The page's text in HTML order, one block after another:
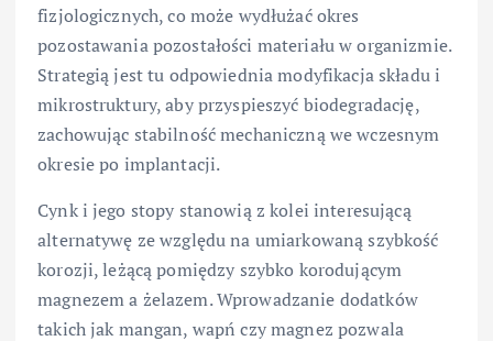
fizjologicznych, co może wydłużać okres
pozostawania pozostałości materiału w organizmie.
Strategią jest tu odpowiednia modyfikacja składu i
mikrostruktury, aby przyspieszyć biodegradację,
zachowując stabilność mechaniczną we wczesnym
okresie po implantacji.
Cynk i jego stopy stanowią z kolei interesującą
alternatywę ze względu na umiarkowaną szybkość
korozji, leżącą pomiędzy szybko korodującym
magnezem a żelazem. Wprowadzanie dodatków
takich jak mangan, wapń czy magnez pozwala